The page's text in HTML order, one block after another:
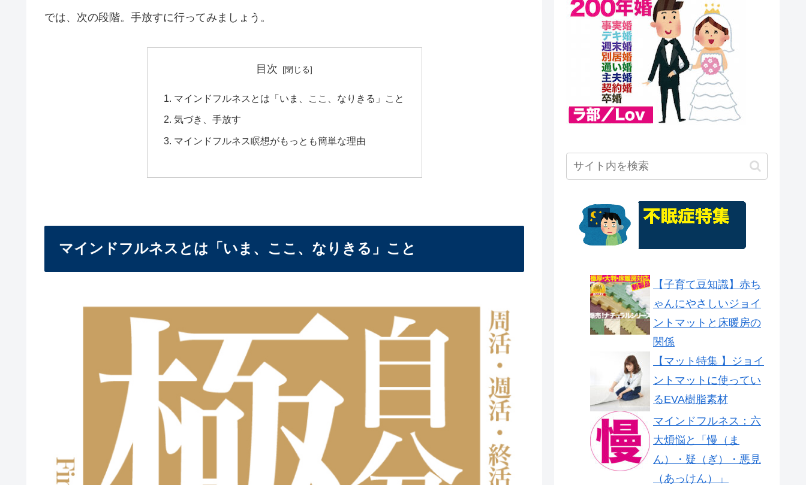
では、次の段階。手放すに行ってみましょう。
目次
マインドフルネスとは「いま、ここ、なりきる」こと
気づき、手放す
マインドフルネス瞑想がもっとも簡単な理由
マインドフルネスとは「いま、ここ、なりきる」こと
【子育て豆知識】赤ち
ゃんにやさしいジョイ
ントマットと床暖房の
関係
【マット特集 】ジョイ
ントマットに使ってい
るEVA樹脂素材
マインドフルネス：六
大煩悩と「慢（ま
ん）・疑（ぎ）・悪見
（あっけん）」